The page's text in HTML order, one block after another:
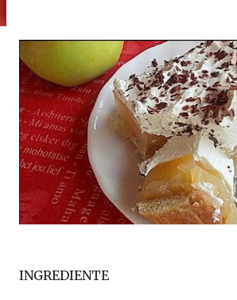
INGREDIENTE